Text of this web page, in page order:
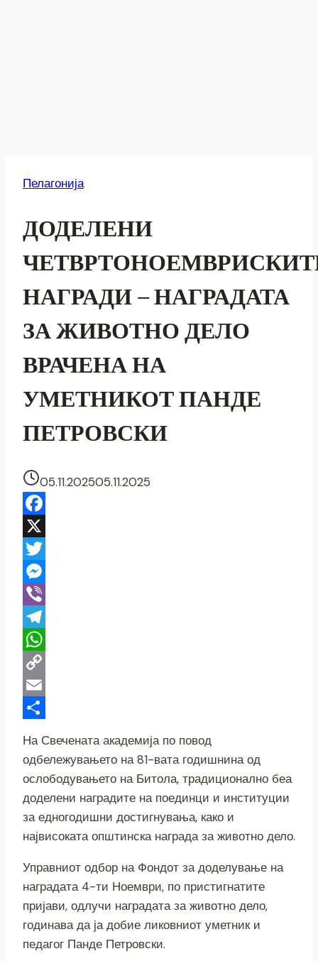
Пелагонија
ДОДЕЛЕНИ
НАГРАДИ – НАГРАДАТА
ЗА ЖИВОТНО ДЕЛО
ВРАЧЕНА НА
УМЕТНИКОТ ПАНДЕ
ПЕТРОВСКИ
05.11.202505.11.2025
Facebook
X
Twitter
Messenger
Viber
Telegram
WhatsApp
Copy
Link
Email
На Свечената академија по повод
одбележувањето на 81-вата годишнина од
ослободувањето на Битола, традиционално беа
доделени наградите на поединци и институции
за едногодишни достигнувања, како и
највисоката општинска награда за животно дело.
Управниот одбор на Фондот за доделување на
наградата 4-ти Ноември, по пристигнатите
пријави, одлучи наградата за животно дело,
годинава да ја добие ликовниот уметник и
педагог Панде Петровски.